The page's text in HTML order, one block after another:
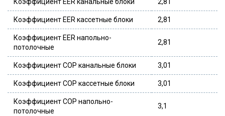
Коэффициент EER кассетные блоки 2,81
Коэффициент EER напольно-
потолочные
2,81
Коэффициент COP канальные блоки 3,01
Коэффициент COP кассетные блоки 3,01
Коэффициент COP напольно-
потолочные
3,1